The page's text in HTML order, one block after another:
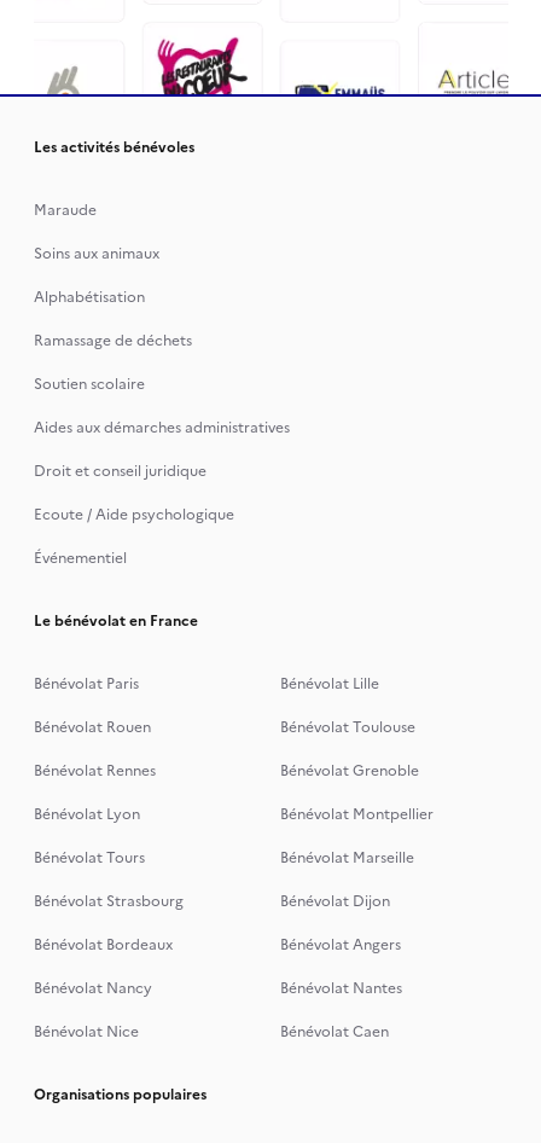
Les activités bénévoles
Maraude
Soins aux animaux
Alphabétisation
Ramassage de déchets
Soutien scolaire
Aides aux démarches administratives
Droit et conseil juridique
Ecoute / Aide psychologique
Événementiel
Le bénévolat en France
Bénévolat Paris
Bénévolat Lille
Bénévolat Rouen
Bénévolat Toulouse
Bénévolat Rennes
Bénévolat Grenoble
Bénévolat Lyon
Bénévolat Montpellier
Bénévolat Tours
Bénévolat Marseille
Bénévolat Strasbourg
Bénévolat Dijon
Bénévolat Bordeaux
Bénévolat Angers
Bénévolat Nancy
Bénévolat Nantes
Bénévolat Nice
Bénévolat Caen
Organisations populaires